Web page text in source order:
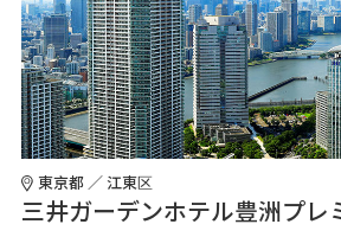
東京都 ／ 江東区
三井ガーデンホテル豊洲プレ